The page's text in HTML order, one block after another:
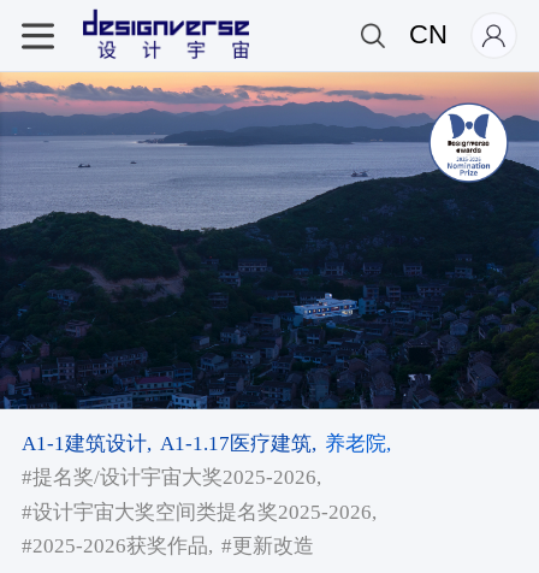
CN
A1-1建筑设计, A1-1.17医疗建筑, 养老院,
#提名奖/设计宇宙大奖2025-2026,
#设计宇宙大奖空间类提名奖2025-2026,
#2025-2026获奖作品, #更新改造